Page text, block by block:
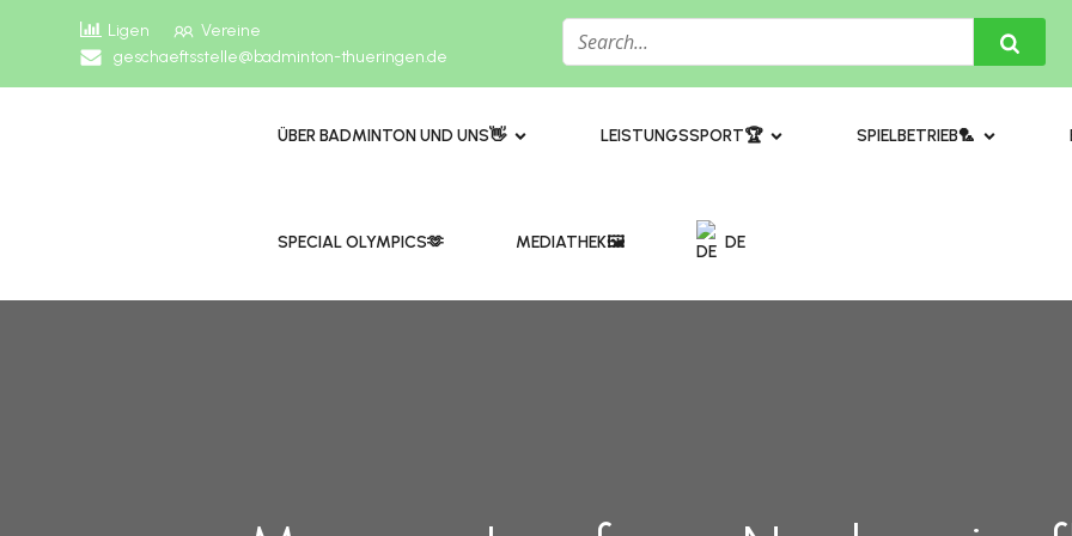
Ligen
Vereine
geschaeftsstelle@badminton-thueringen.de
ÜBER BADMINTON UND UNS👋 ​LEISTUNGSSPORT🏆 SPIELBETRIEB🏸
​​SPECIAL OLYMPICS🫶 MEDIATHEK🖼️​ DE